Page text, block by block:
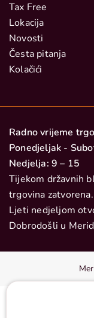
Tax Free
Lokacija
Novosti
Česta pitanja
Kolačići
Radno vrijeme
Ponedjeljak -
Nedjelja: 9 – 15
Tijekom državnih
trgovina zatvorena.
Ljeti nedjeljom
Dobrodošli u